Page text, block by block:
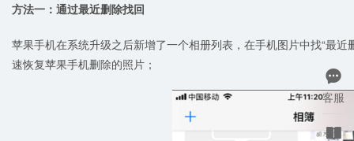
方法一：通过最近删除找回
苹果手机在系统升级之后新增了一个相册列表，在手机图片中找“最
速恢复苹果手机删除的照片；

客服
